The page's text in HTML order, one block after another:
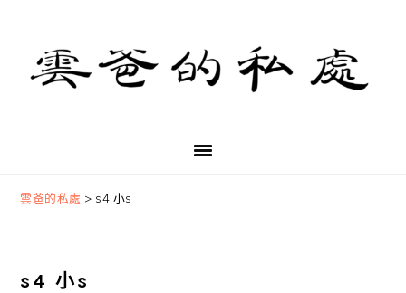
primary
navigation
content
primary
sidebar
雲爸的私處 > s4 小s
s4 小s